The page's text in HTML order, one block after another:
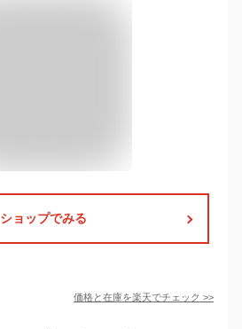
ショップでみる
価格と在庫を楽天でチェック >>